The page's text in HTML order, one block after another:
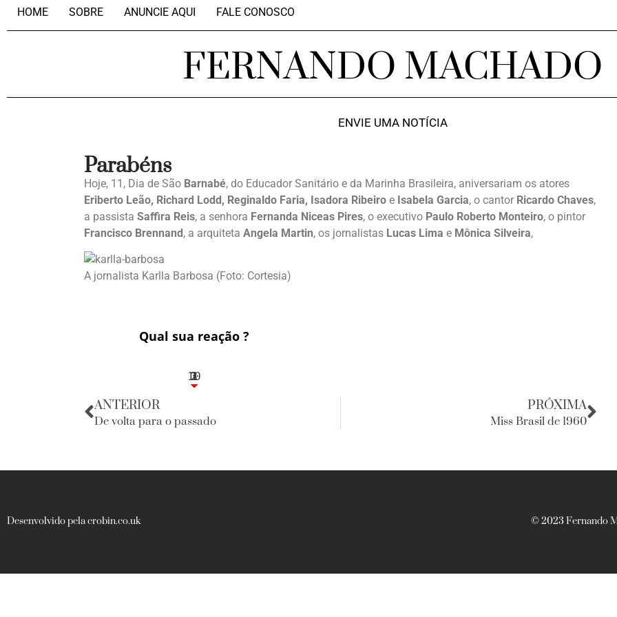
HOME SOBRE ANUNCIE AQUI FALE CONOSCO
FERNANDO MACHADO
ENVIE UMA NOTÍCIA
Parabéns
Hoje, 11, Dia de São Barnabé, do Educador Sanitário e da Marinha Brasileira, aniversariam os atores
Eriberto Leão, Richard Lodd, Reginaldo Faria, Isadora Ribeiro e Isabela Garcia, o cantor Ricardo Chaves,
a passista Saffira Reis, a senhora Fernanda Niceas Pires, o executivo Paulo Roberto Monteiro, o pintor
Francisco Brennand, a arquiteta Angela Martin, os jornalistas Lucas Lima e Mônica Silveira,
A jornalista Karlla Barbosa (Foto: Cortesia)
Qual sua reação ?
3
1
1
2
10
ANTERIOR
De volta para o passado
PRÓXIMA
Miss Brasil de 1960
Desenvolvido pela crobin.co.uk © 2023 Fernando